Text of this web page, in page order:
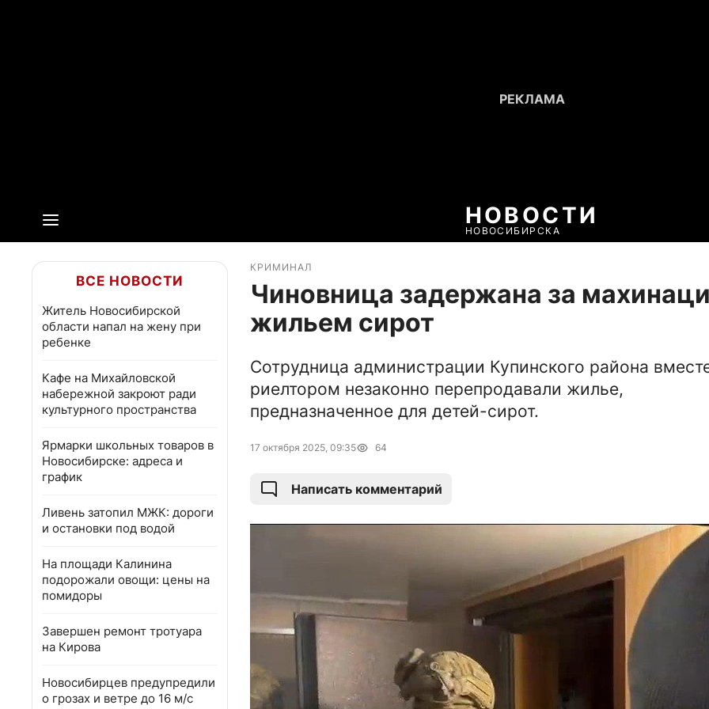
НОВОСТИ
НОВОСИБИРСКА
ВСЕ НОВОСТИ
Житель Новосибирской
области напал на жену при
ребенке
Кафе на Михайловской
набережной закроют ради
культурного пространства
Ярмарки школьных товаров в
Новосибирске: адреса и
график
Ливень затопил МЖК: дороги
и остановки под водой
На площади Калинина
подорожали овощи: цены на
помидоры
Завершен ремонт тротуара
на Кирова
Новосибирцев предупредили
о грозах и ветре до 16 м/с
КРИМИНАЛ
Чиновница задержана за
жильем сирот
Сотрудница администрации Купинского района
риелтором незаконно перепродавали жилье,
предназначенное для детей-сирот.
17 октября 2025, 09:35 64
Написать комментарий